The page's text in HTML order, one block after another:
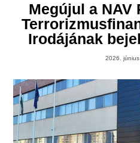
Megújul a NAV
Irodájának
2026. június